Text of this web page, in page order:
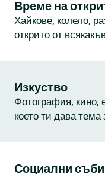
Време на
Хайкове, колело,
открито от
Изкуство
Фотография, кино,
което ти дава тема
Социални